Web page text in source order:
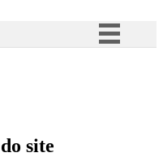
Acesso à informação
site